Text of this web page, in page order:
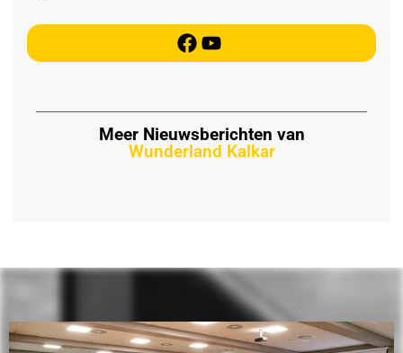
Meer Nieuwsberichten van
Wunderland Kalkar